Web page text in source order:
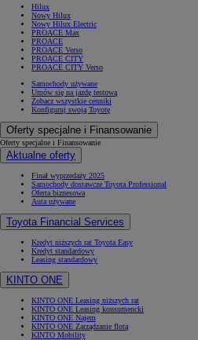
Hilux
Nowy Hilux
Nowy Hilux Electric
PROACE Max
PROACE
PROACE Verso
PROACE CITY
PROACE CITY Verso
Samochody używane
Umów się na jazdę testową
Zobacz wszystkie cenniki
Konfiguruj swoją Toyotę
Oferty specjalne i Finansowanie
Oferty specjalne i Finansowanie
Aktualne oferty
Finał wyprzedaży 2025
Samochody dostawcze Toyota Professional
Oferta biznesowa
Auta używane
Toyota Financial Services
Kredyt niższych rat Toyota Easy
Kredyt standardowy
Leasing standardowy
KINTO ONE
KINTO ONE Leasing niższych rat
KINTO ONE Leasing konsumencki
KINTO ONE Najem
KINTO ONE Zarządzanie flotą
KINTO Mobility